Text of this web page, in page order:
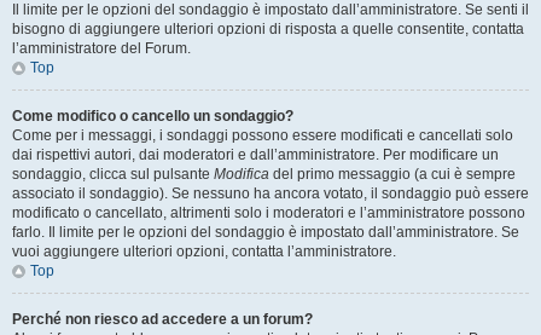
Il limite per le opzioni del sondaggio è impostato dall’amministratore. Se senti il
bisogno di aggiungere ulteriori opzioni di risposta a quelle consentite, contatta
l’amministratore del Forum.
Top
Come modifico o cancello un sondaggio?
Come per i messaggi, i sondaggi possono essere modificati e cancellati solo
dai rispettivi autori, dai moderatori e dall’amministratore. Per modificare un
sondaggio, clicca sul pulsante Modifica del primo messaggio (a cui è sempre
associato il sondaggio). Se nessuno ha ancora votato, il sondaggio può essere
modificato o cancellato, altrimenti solo i moderatori e l’amministratore possono
farlo. Il limite per le opzioni del sondaggio è impostato dall’amministratore. Se
vuoi aggiungere ulteriori opzioni, contatta l’amministratore.
Top
Perché non riesco ad accedere a un forum?